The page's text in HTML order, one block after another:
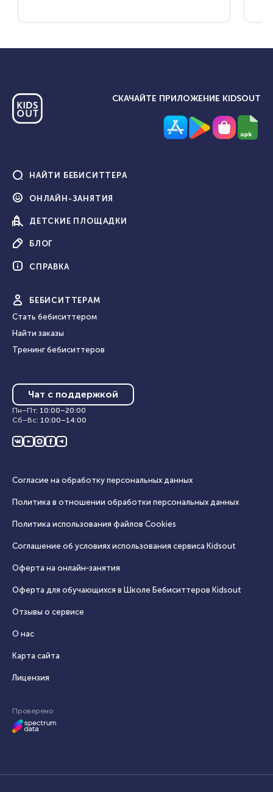
СКАЧАЙТЕ ПРИЛОЖЕНИЕ KIDSOUT
НАЙТИ БЕБИСИТТЕРА
ОНЛАЙН-ЗАНЯТИЯ
ДЕТСКИЕ ПЛОЩАДКИ
БЛОГ
СПРАВКА
БЕБИ СИТТЕРАМ
Стать бебиситтером
Найти заказы
Тренинг бебиситтеров
Чат с поддержкой
Пн–Пт: 10:00–20:00
Сб–Вс: 10:00–14:00
Согласие на обработку персональных данных
Политика в отношении обработки персональных данных
Политика использования файлов Cookies
Соглашение об условиях использования сервиса Кidsout
Оферта на онлайн‑занятия
Оферта для обучающихся в Школе Бебиситтеров Kidsout
Отзывы о сервисе
О нас
Карта сайта
Лицензия
Проверено